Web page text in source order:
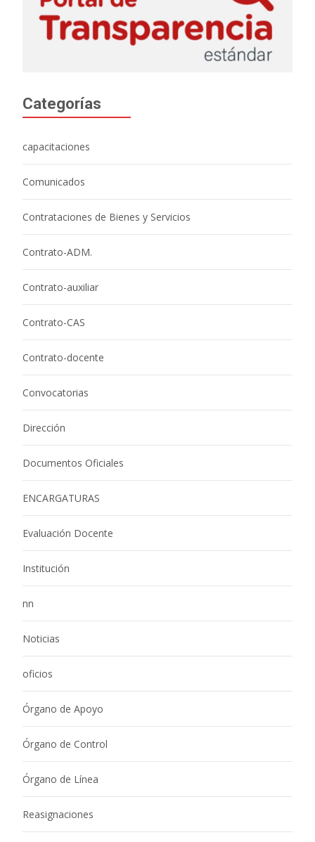
Categorías
capacitaciones
Comunicados
Contrataciones de Bienes y Servicios
Contrato-ADM.
Contrato-auxiliar
Contrato-CAS
Contrato-docente
Convocatorias
Dirección
Documentos Oficiales
ENCARGATURAS
Evaluación Docente
Institución
nn
Noticias
oficios
Órgano de Apoyo
Órgano de Control
Órgano de Línea
Reasignaciones